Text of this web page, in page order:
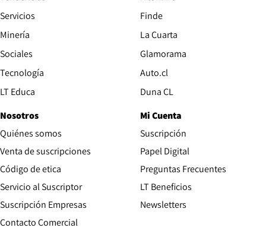
Servicios
Minería
Sociales
Tecnología
LT Educa
Finde
La Cuarta
Glamorama
Auto.cl
Duna CL
Nosotros
Quiénes somos
Venta de suscripciones
Código de etica Opens in new window
Servicio al Suscriptor
Suscripción Empresas
Contacto Comercial
Mi Cuenta
Suscripción
Papel Digital
Preguntas Frecuentes
LT Beneficios
Newsletters